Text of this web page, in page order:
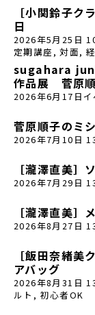
［小関鈴子ク
日
2026年5月25日
定期講座 ,対面,
sugahara
作品展 菅原
2026年6月17日イ
菅原順子のミ
2026年7月10日
［瀧澤直美］
2026年7月29日
［瀧澤直美］
2026年8月27日
［飯田奈緒美
アバッグ
2026年8月31日
ルト , 初心者OK